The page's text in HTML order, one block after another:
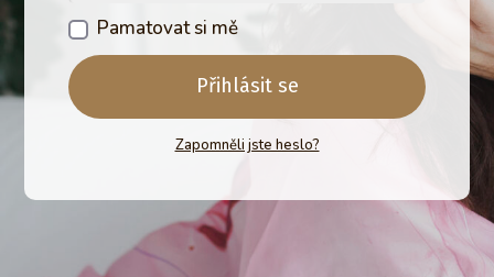
Pamatovat si mě
Přihlásit se
Zapomněli jste heslo?